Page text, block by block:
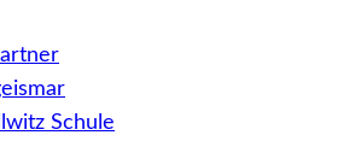
Schule